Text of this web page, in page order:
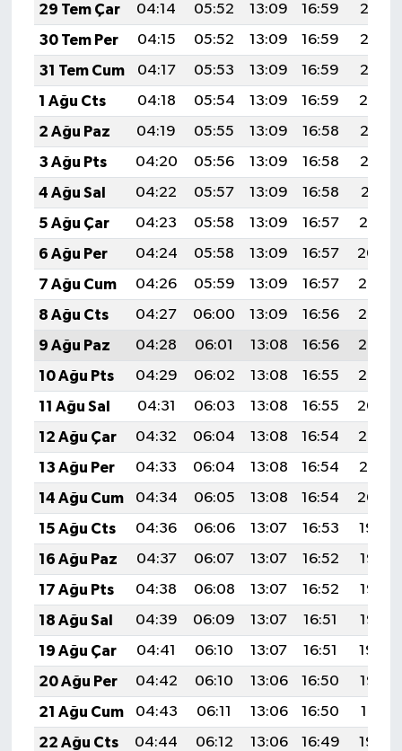
29 Tem Çar
04:14 05:52 13:09 16:59
20:17
30 Tem Per
04:15 05:52 13:09 16:59
20:16
31 Tem Cum
04:17 05:53 13:09 16:59
20:15
1 Ağu Cts
04:18 05:54 13:09 16:59
20:14
2 Ağu Paz
04:19 05:55 13:09 16:58
20:13
3 Ağu Pts
04:20 05:56 13:09 16:58
20:12
4 Ağu Sal
04:22 05:57 13:09 16:58
20:11
5 Ağu Çar
04:23 05:58 13:09 16:57
20:10
6 Ağu Per
04:24 05:58 13:09 16:57
20:09
7 Ağu Cum
04:26 05:59 13:09 16:57
20:08
8 Ağu Cts
04:27 06:00 13:09 16:56
20:07
9 Ağu Paz
04:28 06:01 13:08 16:56
20:06
10 Ağu Pts
04:29 06:02 13:08 16:55
20:05
11 Ağu Sal
04:31 06:03 13:08 16:55
20:04
12 Ağu Çar
04:32 06:04 13:08 16:54
20:02
13 Ağu Per
04:33 06:04 13:08 16:54
20:01
14 Ağu Cum
04:34 06:05 13:08 16:54
20:00
15 Ağu Cts
04:36 06:06 13:07 16:53
19:59
16 Ağu Paz
04:37 06:07 13:07 16:52
19:58
17 Ağu Pts
04:38 06:08 13:07 16:52
19:56
18 Ağu Sal
04:39 06:09 13:07 16:51
19:55
19 Ağu Çar
04:41 06:10 13:07 16:51
19:54
20 Ağu Per
04:42 06:10 13:06 16:50
19:52
21 Ağu Cum
04:43 06:11 13:06 16:50
19:51
22 Ağu Cts
04:44 06:12 13:06 16:49
19:50